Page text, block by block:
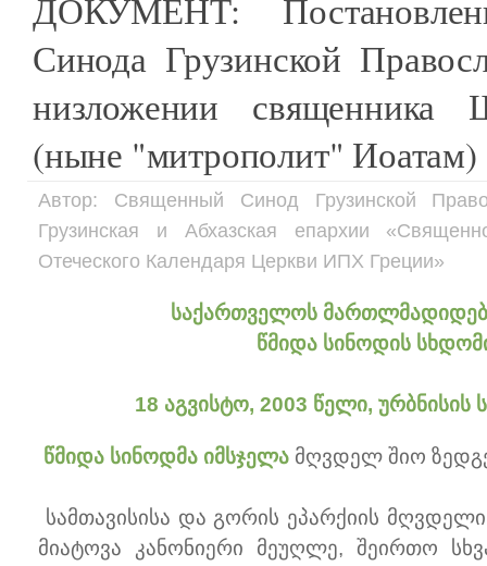
ДОКУМЕНТ:
Синода Грузинской
низложении священника
(ныне "митрополит" Иоатам)
Автор: Священный Синод Грузинской
Грузинская и Абхазская епархии
Отеческого Календаря Церкви ИПХ Греции»
საქართველოს
წმიდა სინოდის
18 აგვისტო, 2003 წელი,
წმიდა სინოდმა იმსჯელა მღვდელ შიო
სამთავისისა და გორის ეპარქიის
მიატოვა კანონიერი მეუღლე, შეირთო